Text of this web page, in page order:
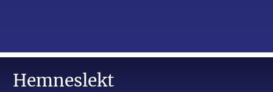
Hemneslekt